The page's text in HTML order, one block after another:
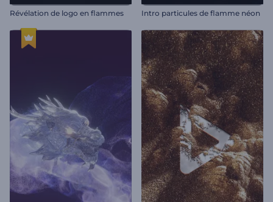
Révélation de logo en flammes Intro particules de flamme néon